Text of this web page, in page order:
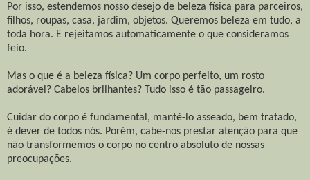
Por isso, estendemos nosso desejo de beleza física para parceiros,
filhos, roupas, casa, jardim, objetos. Queremos beleza em tudo, a
toda hora. E rejeitamos automaticamente o que consideramos
feio.
Mas o que é a beleza física? Um corpo perfeito, um rosto
adorável? Cabelos brilhantes? Tudo isso é tão passageiro.
Cuidar do corpo é fundamental, mantê-lo asseado, bem tratado,
é dever de todos nós. Porém, cabe-nos prestar atenção para que
não transformemos o corpo no centro absoluto de nossas
preocupações.